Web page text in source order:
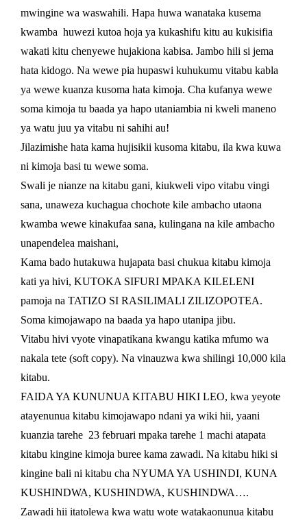
mwingine wa waswahili. Hapa huwa wanataka kusema
kwamba huwezi kutoa hoja ya kukashifu kitu au kukisifia
wakati kitu chenyewe hujakiona kabisa. Jambo hili si jema
hata kidogo. Na wewe pia hupaswi kuhukumu vitabu kabla
ya wewe kuanza kusoma hata kimoja. Cha kufanya wewe
soma kimoja tu baada ya hapo utaniambia ni kweli maneno
ya watu juu ya vitabu ni sahihi au!
Jilazimishe hata kama hujisikii kusoma kitabu, ila kwa kuwa
ni kimoja basi tu wewe soma.
Swali je nianze na kitabu gani, kiukweli vipo vitabu vingi
sana, unaweza kuchagua chochote kile ambacho utaona
kwamba wewe kinakufaa sana, kulingana na kile ambacho
unapendelea maishani,
Kama bado hutakuwa hujapata basi chukua kitabu kimoja
kati ya hivi, KUTOKA SIFURI MPAKA KILELENI
pamoja na TATIZO SI RASILIMALI ZILIZOPOTEA.
Soma kimojawapo na baada ya hapo utanipa jibu.
Vitabu hivi vyote vinapatikana kwangu katika mfumo wa
nakala tete (soft copy). Na vinauzwa kwa shilingi 10,000 kila
kitabu.
FAIDA YA KUNUNUA KITABU HIKI LEO, kwa yeyote
atayenunua kitabu kimojawapo ndani ya wiki hii, yaani
kuanzia tarehe 23 februari mpaka tarehe 1 machi atapata
kitabu kingine kimoja buree kama zawadi. Na kitabu hiki si
kingine bali ni kitabu cha NYUMA YA USHINDI, KUNA
KUSHINDWA, KUSHINDWA, KUSHINDWA….
Zawadi hii itatolewa kwa watu wote watakaonunua kitabu